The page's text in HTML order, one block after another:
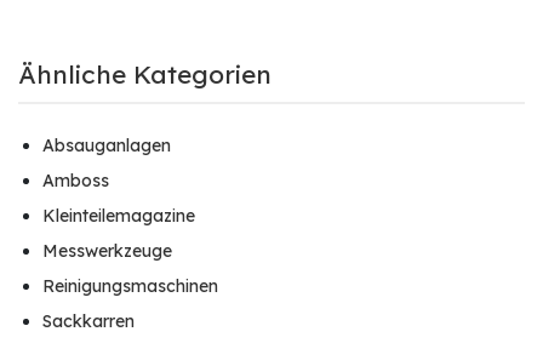
Ähnliche Kategorien
Absauganlagen
Amboss
Kleinteilemagazine
Messwerkzeuge
Reinigungsmaschinen
Sackkarren